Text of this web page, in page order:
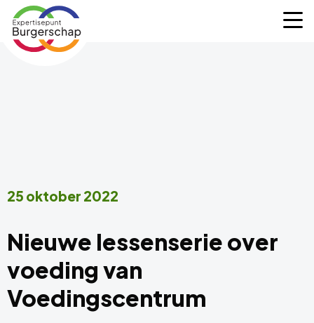
Expertisepunt
Burgerschap
Nieuwe lessenserie over
voeding van
Voedingscentrum
25 oktober 2022